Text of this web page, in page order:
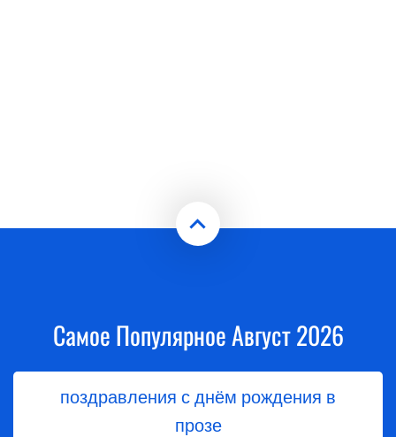
Самое Популярное Август 2026
поздравления с днём рождения в
прозе